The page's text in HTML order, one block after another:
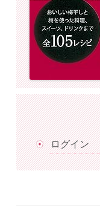
ログイン